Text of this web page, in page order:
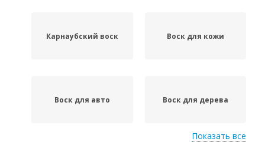
Карнаубский воск Воск для кожи
Воск для авто Воск для дерева
Показать все